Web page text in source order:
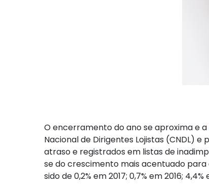
O encerramento do ano se aproxima e a
Nacional de Dirigentes Lojistas (CNDL) e
atraso e registrados em listas de
se do crescimento mais acentuado para
sido de 0,2% em 2017; 0,7% em 2016; 4,4%